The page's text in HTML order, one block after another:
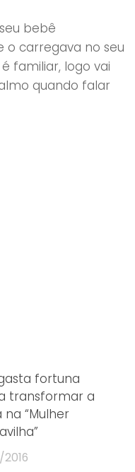
bebê
o carregava no seu
familiar, logo vai
quando falar
fortuna
transformar a
na “Mulher
2016